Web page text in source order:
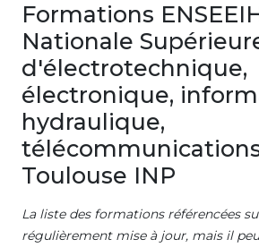
Formations
Nationale
d'électrotechnique,
électronique,
hydraulique,
Toulouse INP
La liste des formations référencées
régulièrement mise à jour, mais il